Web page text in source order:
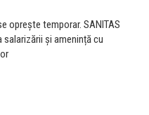
oprește temporar. SANITAS
salarizării și amenință cu